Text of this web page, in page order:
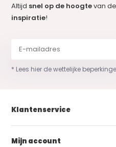
Altijd snel op de hoogtevan de
inspiratie!
* Lees hier de wettelijke
Klantenservice
Mijn account